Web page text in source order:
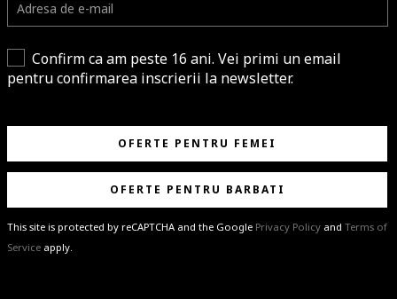
Confirm ca am peste 16 ani. Vei primi un email
pentru confirmarea inscrierii la newsletter.
OFERTE PENTRU FEMEI
OFERTE PENTRU BARBATI
This site is protected by reCAPTCHA and the Google Privacy Policy and Terms of
Service apply.